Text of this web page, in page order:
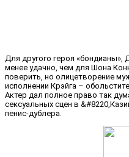
Для другого героя «бондианы»,
менее удачно, чем для Шона
поверить, но олицетворение
исполнении Крэйга –
Актер дал полное право так
сексуальных сцен в
пенис-дублера.